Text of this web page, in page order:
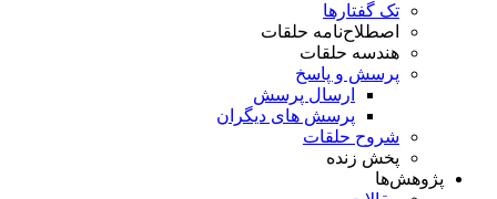
تک گفتارها
اصطلاح‌نامه حلقات
هندسه حلقات
پرسش و پاسخ
ارسال پرسش
پرسش های دیگران
شروح حلقات
پخش زنده
پژوهش‌ها